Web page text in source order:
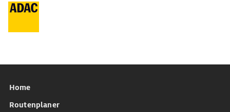
Home
Routenplaner